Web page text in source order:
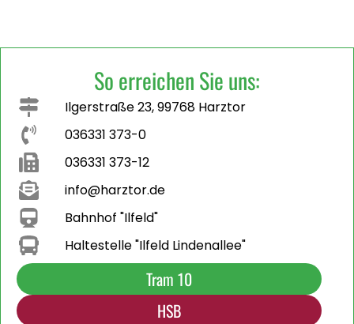
So erreichen Sie uns:
Ilgerstraße 23, 99768 Harztor
036331 373-0
036331 373-12
info@harztor.de
Bahnhof "Ilfeld"
Haltestelle "Ilfeld Lindenallee"
Tram 10
HSB